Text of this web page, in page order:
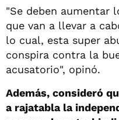
"Se deben aumentar
que van a llevar a
lo cual, esta super
conspira contra la
acusatorio", opinó.
Además, consideró
a rajatabla la